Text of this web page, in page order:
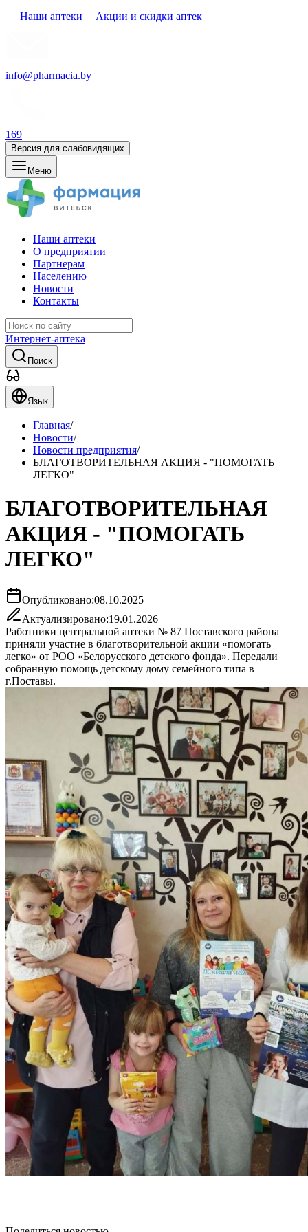
Наши аптеки Акции и скидки аптек
info@pharmacia.by
169
Версия для слабовидящих
Меню
Наши аптеки
О предприятии
Партнерам
Населению
Новости
Контакты
Интернет-аптека
Поиск
Язык
Главная/
Новости/
Новости предприятия/
БЛАГОТВОРИТЕЛЬНАЯ АКЦИЯ - "ПОМОГАТЬ
ЛЕГКО"
БЛАГОТВОРИТЕЛЬНАЯ
АКЦИЯ - "ПОМОГАТЬ
ЛЕГКО"
Опубликовано:08.10.2025
Актуализировано:19.01.2026
Работники центральной аптеки № 87 Поставского района
приняли участие в благотворительной акции «помогать
легко» от РОО «Белорусского детского фонда». Передали
собранную помощь детскому дому семейного типа в
г.Поставы.